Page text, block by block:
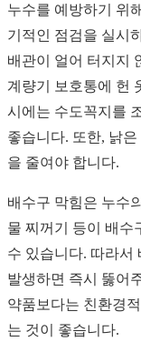
누수를 예방하기 위
기적인 점검을 실시
배관이 얼어 터지지
계량기 보호통에 헌
시에는 수도꼭지를
좋습니다. 또한, 낡
을 줄여야 합니다.
배수구 막힘은 누수
물 찌꺼기 등이 배수
수 있습니다. 따라서
발생하면 즉시 뚫어
약품보다는 친환경
는 것이 좋습니다.